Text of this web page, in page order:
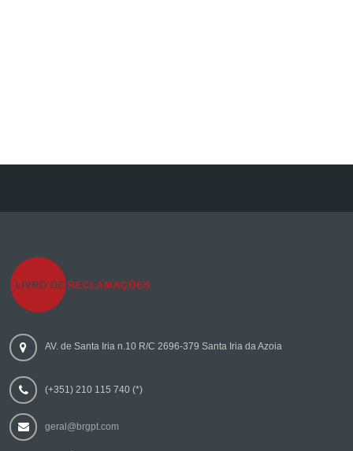
AV. de Santa Iria n.10 R/C 2696-379 Santa Iria da Azoia
(+351) 210 115 740 (*)
geral@brgpt.com